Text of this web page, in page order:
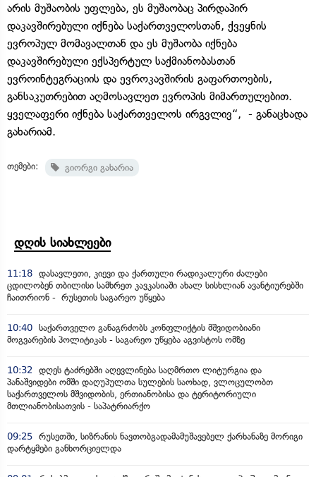
არის მუშაობის უფლება, ეს მუშაობაც პირდაპირ
დაკავშირებული იქნება საქართველოსთან, ქვეყნის
ევროპულ მომავალთან და ეს მუშაობა იქნება
დაკავშირებული ექსპერტულ საქმიანობასთან
ევროინტეგრაციის და ევროკავშირის გაფართოების,
განსაკუთრებით აღმოსავლეთ ევროპის მიმართულებით.
ყველაფერი იქნება საქართველოს ირგვლივ“, - განაცხადა
გახარიამ.
თემები: გიორგი გახარია
დღის სიახლეები
11:18 დასავლეთი, კიევი და ქართული რადიკალური ძალები
ცდილობენ თბილისი სამხრეთ კავკასიაში ახალ სისხლიან ავანტიურებში
ჩაითრიონ - რუსეთის საგარეო უწყება
10:40 საქართველო განაგრძობს კონფლიქტის მშვიდობიანი
მოგვარების პოლიტიკას - საგარეო უწყება აგვისტოს ომზე
10:32
დღეს ტაძრებში აღევლინება საღმრთო ლიტურგია და
პანაშვიდები ომში დაღუპულთა სულების საოხად, ვლოცულობთ
საქართველოს მშვიდობის, ერთიანობისა და ტერიტორიული
მთლიანობისათვის - საპატრიარქო
09:25 რუსეთში, სიზრანის ნავთობგადამამუშავებელ ქარხანაზე მორიგი
დარტყმები განხორციელდა